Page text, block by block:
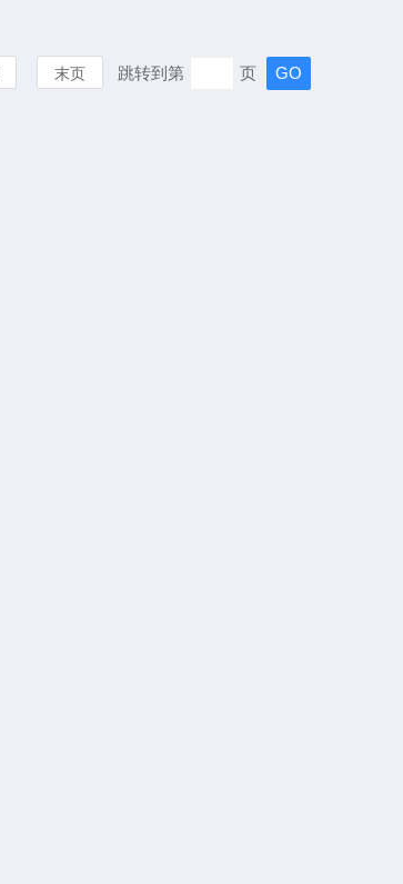
末页 跳转到第 页